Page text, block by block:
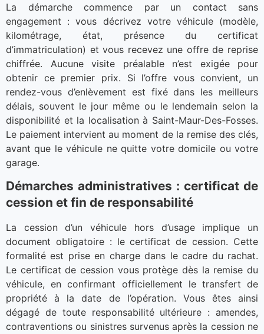
La démarche commence par un contact sans
engagement : vous décrivez votre véhicule (modèle,
kilométrage, état, présence du certificat
d’immatriculation) et vous recevez une offre de reprise
chiffrée. Aucune visite préalable n’est exigée pour
obtenir ce premier prix. Si l’offre vous convient, un
rendez-vous d’enlèvement est fixé dans les meilleurs
délais, souvent le jour même ou le lendemain selon la
disponibilité et la localisation à Saint-Maur-Des-Fosses.
Le paiement intervient au moment de la remise des clés,
avant que le véhicule ne quitte votre domicile ou votre
garage.
Démarches administratives : certificat de
cession et fin de responsabilité
La cession d’un véhicule hors d’usage implique un
document obligatoire : le certificat de cession. Cette
formalité est prise en charge dans le cadre du rachat.
Le certificat de cession vous protège dès la remise du
véhicule, en confirmant officiellement le transfert de
propriété à la date de l’opération. Vous êtes ainsi
dégagé de toute responsabilité ultérieure : amendes,
contraventions ou sinistres survenus après la cession ne